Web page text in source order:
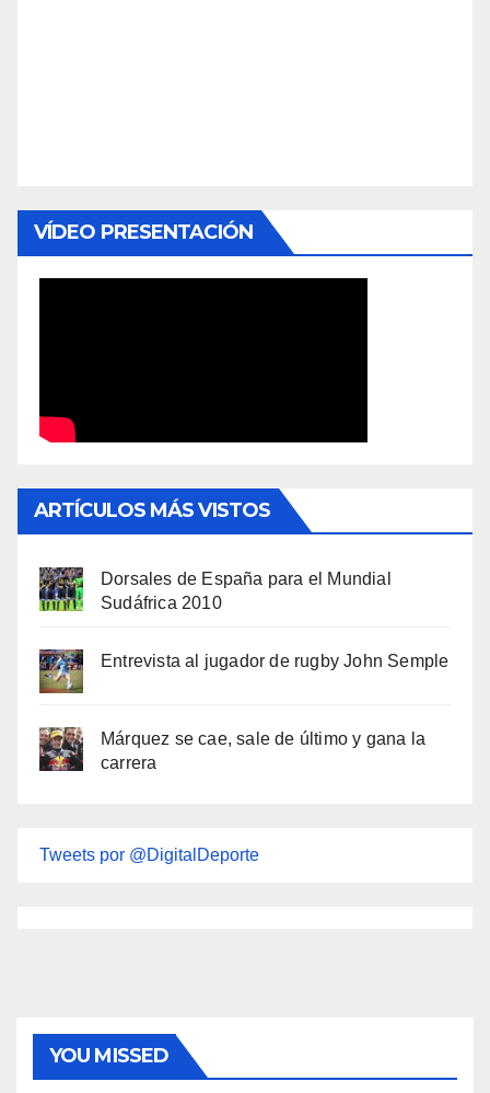
VÍDEO PRESENTACIÓN
ARTÍCULOS MÁS VISTOS
Dorsales de España para el Mundial
Sudáfrica 2010
Entrevista al jugador de rugby John Semple
Márquez se cae, sale de último y gana la
carrera
Tweets por @DigitalDeporte
YOU MISSED